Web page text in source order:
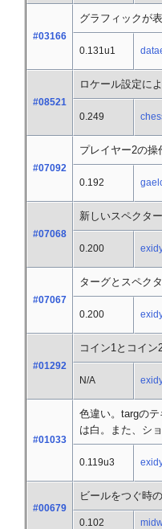
#03166
グラフィックが
0.131u1
#08521
ロケール設定に
0.249
#07092
プレイヤー2の
0.192
#07068
新しいスペクタ
0.200
#07067
ターグとスペク
0.200
#01292
コイン1とコイ
N/A
#01033
色違い。targの
は白。また、シ
0.119u3
#00679
ビールをつぐ時
0.102